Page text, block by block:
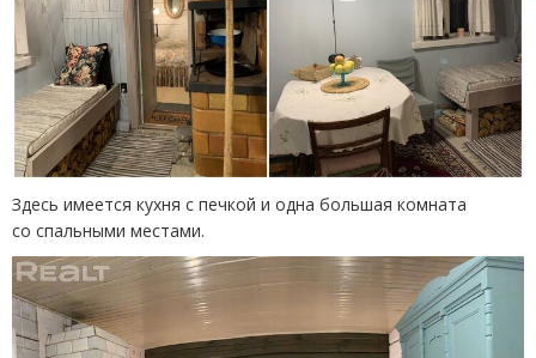
Здесь имеется кухня с печкой и одна большая комната
со спальными местами.